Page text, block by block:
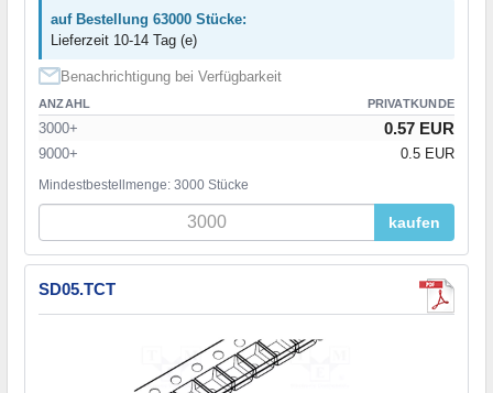
auf Bestellung 63000 Stücke:
Lieferzeit 10-14 Tag (e)
Benachrichtigung bei Verfügbarkeit
ANZAHL PRIVATKUNDE
3000+ 0.57 EUR
9000+ 0.5 EUR
Mindestbestellmenge: 3000 Stücke
kaufen
SD05.TCT